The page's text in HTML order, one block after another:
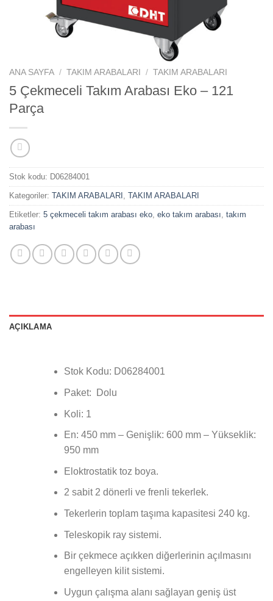
ANA SAYFA / TAKIM ARABALARI / TAKIM ARABALARI
5 Çekmeceli Takım Arabası Eko – 121
Parça
Stok kodu: D06284001
Kategoriler: TAKIM ARABALARI , TAKIM ARABALARI
Etiketler: 5 çekmeceli takım arabası eko, eko takım arabası, takım
arabası
AÇIKLAMA
Stok Kodu: D06284001
Paket: Dolu
Koli: 1
En: 450 mm – Genişlik: 600 mm – Yükseklik:
950 mm
Eloktrostatik toz boya.
2 sabit 2 dönerli ve frenli tekerlek.
Tekerlerin toplam taşıma kapasitesi 240 kg.
Teleskopik ray sistemi.
Bir çekmece açıkken diğerlerinin açılmasını
engelleyen kilit sistemi.
Uygun çalışma alanı sağlayan geniş üst